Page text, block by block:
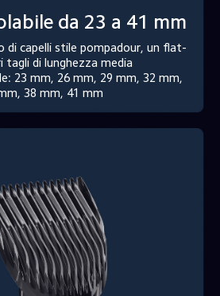
da 23 a 41 mm
di capelli stile pompadour, un flat-
tagli di lunghezza media
23 mm, 26 mm, 29 mm, 32 mm,
38 mm, 41 mm